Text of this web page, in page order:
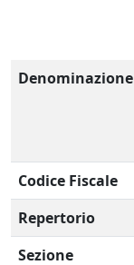
Denominazione
Codice Fiscale
Repertorio
Sezione